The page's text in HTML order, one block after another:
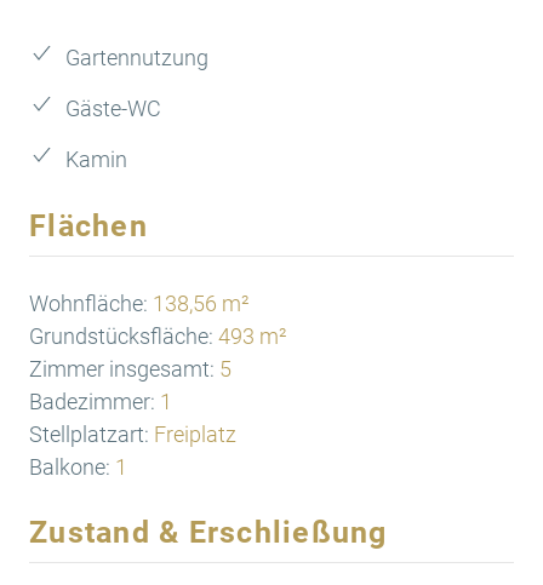
Gartennutzung
Gäste-WC
Kamin
Flächen
Wohnfläche: 138,56 m²
Grundstücksfläche: 493 m²
Zimmer insgesamt: 5
Badezimmer: 1
Stellplatzart: Freiplatz
Balkone: 1
Zustand & Erschließung